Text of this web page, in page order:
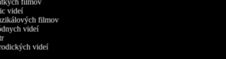
filmov
videí
filmov
videí
videí